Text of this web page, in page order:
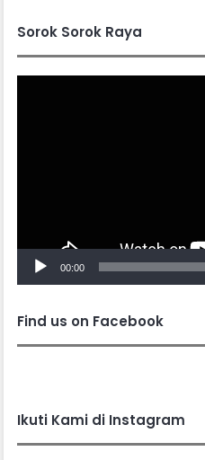
Sorok Sorok Raya
00:00
Find us on Facebook
Ikuti Kami di Instagram